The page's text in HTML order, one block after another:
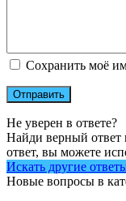
Сохранить моё
Не уверен в ответе?
Найди верный ответ
ответ, вы можете
Искать другие
Новые вопросы в